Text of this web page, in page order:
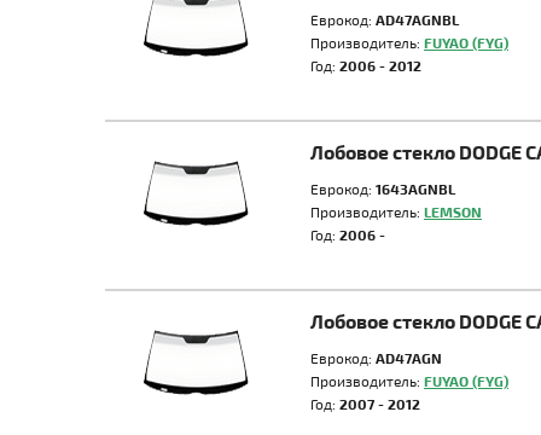
Еврокод: AD47AGNBL
Производитель: FUYAO (FYG)
Год: 2006 - 2012
Лобовое стекло DODGE
Еврокод: 1643AGNBL
Производитель: LEMSON
Год: 2006 -
Лобовое стекло DODGE
Еврокод: AD47AGN
Производитель: FUYAO (FYG)
Год: 2007 - 2012